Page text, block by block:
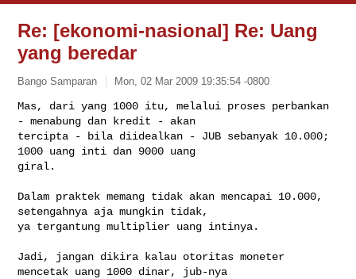
Re: [ekonomi-nasional] Re: Uang
yang beredar
Bango Samparan Mon, 02 Mar 2009 19:35:54 -0800
Mas, dari yang 1000 itu, melalui proses perbankan
- menabung dan kredit - akan
tercipta - bila diidealkan - JUB sebanyak 10.000;
1000 uang inti dan 9000 uang
giral.
Dalam praktek memang tidak akan mencapai 10.000,
setengahnya aja mungkin tidak,
ya tergantung multiplier uang intinya.
Jadi, jangan dikira kalau otoritas moneter
mencetak uang 1000 dinar, jub-nya